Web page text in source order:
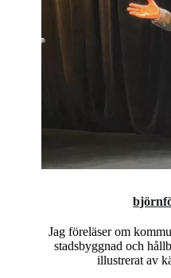
Jag föreläser om
stadsbyggnad och
illustrerat av